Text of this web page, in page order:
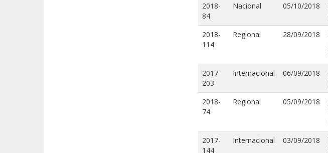
2018-
84
Nacional 05/10/2018
2018-
114
Regional 28/09/2018
2017-
203
Internacional 06/09/2018
2018-
74
Regional 05/09/2018
2017-
144
Internacional 03/09/2018